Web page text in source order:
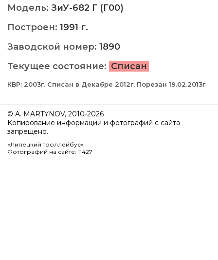
Модель: ЗиУ-682 Г (Г00)
Построен: 1991 г.
Заводской номер: 1890
Текущее состояние: Списан
КВР: 2003г. Списан в Декабре 2012г. Порезан 19.02.2013г
© A. MARTYNOV, 2010-2026
Копирование информации и фотографий с сайта
запрещено.
«Липецкий троллейбус»
Фотографий на сайте: 11427